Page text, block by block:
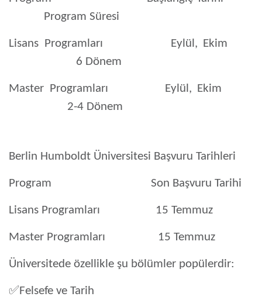
Program Süresi
Lisans Programları Eylül, Ekim
6 Dönem
Master Programları Eylül, Ekim
2-4 Dönem
Berlin Humboldt Üniversitesi Başvuru Tarihleri
Program Son Başvuru Tarihi
Lisans Programları 15 Temmuz
Master Programları 15 Temmuz
Üniversitede özellikle şu bölümler popülerdir:
✅Felsefe ve Tarih